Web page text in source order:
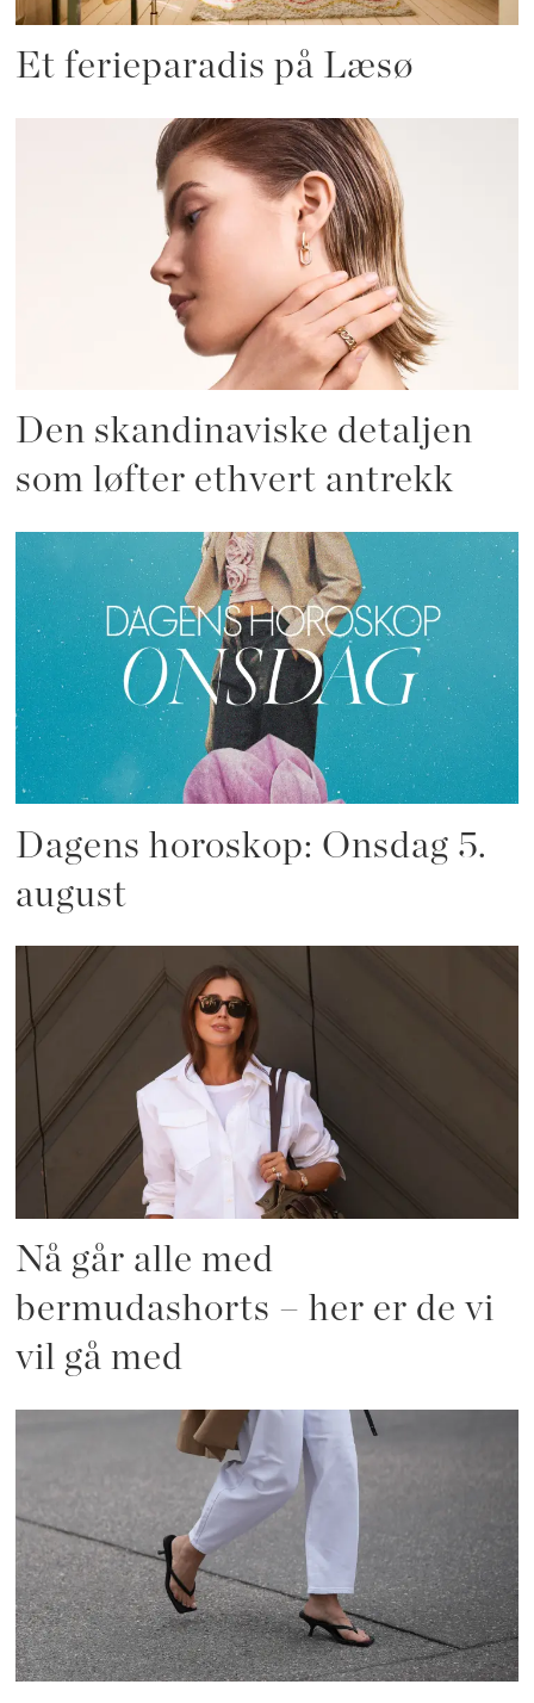
Et ferieparadis på Læsø
Den skandinaviske detaljen
som løfter ethvert antrekk
Dagens horoskop: Onsdag 5.
august
Nå går alle med
bermudashorts – her er de vi
vil gå med